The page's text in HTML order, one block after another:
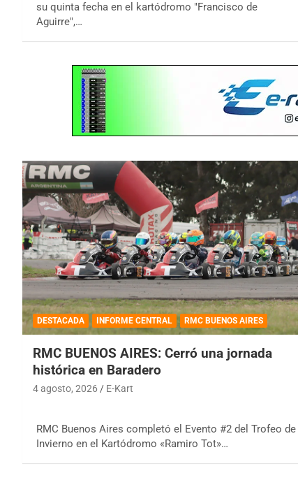
su quinta fecha en el kartódromo "Francisco de
Aguirre",…
DESTACADA INFORME CENTRAL RMC BUENOS AIRES
RMC BUENOS AIRES: Cerró una jornada
histórica en Baradero
4 agosto, 2026 E-Kart
RMC Buenos Aires completó el Evento #2 del Trofeo de
Invierno en el Kartódromo «Ramiro Tot»…